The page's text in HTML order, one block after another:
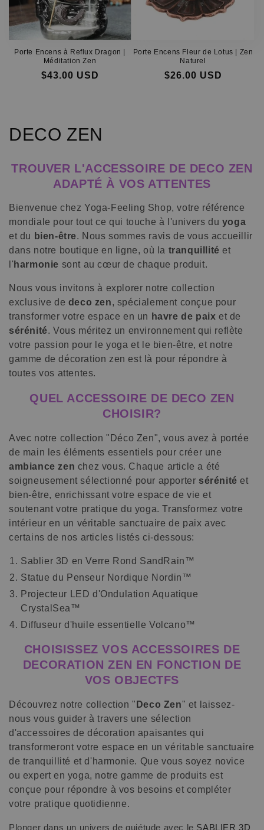
Porte Encens à Reflux Dragon |
Méditation Zen
$43.00 USD
Porte Encens Fleur de Lotus | Zen
Naturel
$26.00 USD
C
l
e
c
t
i
o
n
:
DECO ZEN
TROUVER L'ACCESSOIRE DE DECO ZEN
ADAPTÉ À VOS ATTENTES
Bienvenue chez Yoga-Feeling Shop, votre référence
mondiale pour tout ce qui touche à l'univers du yoga
et du bien-être. Nous sommes ravis de vous accueillir
dans notre boutique en ligne, où la tranquillité et
l' harmonie sont au cœur de chaque produit.
Nous vous invitons à explorer notre collection
exclusive de deco zen, spécialement conçue pour
transformer votre espace en un havre de paix et de
sérénité. Vous méritez un environnement qui reflète
votre passion pour le yoga et le bien-être, et notre
gamme de décoration zen est là pour répondre à
toutes vos attentes.
QUEL ACCESSOIRE DE DECO ZEN
CHOISIR?
Avec notre collection "Déco Zen", vous avez à portée
de main les éléments essentiels pour créer une
ambiance zen chez vous. Chaque article a été
soigneusement sélectionné pour apporter sérénité et
bien-être, enrichissant votre espace de vie et
soutenant votre pratique du yoga. Transformez votre
intérieur en un véritable sanctuaire de paix avec
certains de nos articles listés ci-dessous:
Sablier 3D en Verre Rond SandRain™
Statue du Penseur Nordique Nordin™
Projecteur LED d'Ondulation Aquatique
CrystalSea™
Diffuseur d'huile essentielle Volcano™
CHOISISSEZ VOS ACCESSOIRES DE
DECORATION ZEN EN FONCTION DE
VOS OBJECTFS
Découvrez notre collection " Deco Zen" et laissez-
nous vous guider à travers une sélection
d'accessoires de décoration apaisantes qui
transformeront votre espace en un véritable sanctuaire
de tranquillité et d'harmonie. Que vous soyez novice
ou expert en yoga, notre gamme de produits est
conçue pour répondre à vos besoins et compléter
votre pratique quotidienne.
Plonger dans un univers de quiétude avec le SABLIER 3D